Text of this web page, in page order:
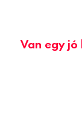
Van egy jó